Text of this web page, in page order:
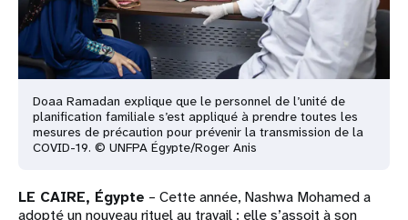
Doaa Ramadan explique que le personnel de l’unité de
planification familiale s’est appliqué à prendre toutes les
mesures de précaution pour prévenir la transmission de la
COVID-19. © UNFPA Égypte/Roger Anis
LE CAIRE, Égypte – Cette année, Nashwa Mohamed a
adopté un nouveau rituel au travail : elle s’assoit à son